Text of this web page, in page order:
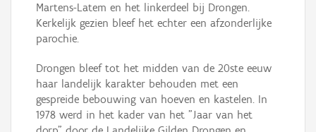
Martens-Latem en het linkerdeel bij Drongen.
Kerkelijk gezien bleef het echter een afzonderlijke
parochie.
Drongen bleef tot het midden van de 20ste eeuw
haar landelijk karakter behouden met een
gespreide bebouwing van hoeven en kastelen. In
1978 werd in het kader van het "Jaar van het